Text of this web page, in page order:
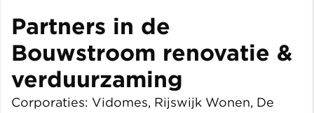
Partners in de
Bouwstroom renovatie &
verduurzaming
Corporaties: Vidomes, Rijswijk Wonen, De